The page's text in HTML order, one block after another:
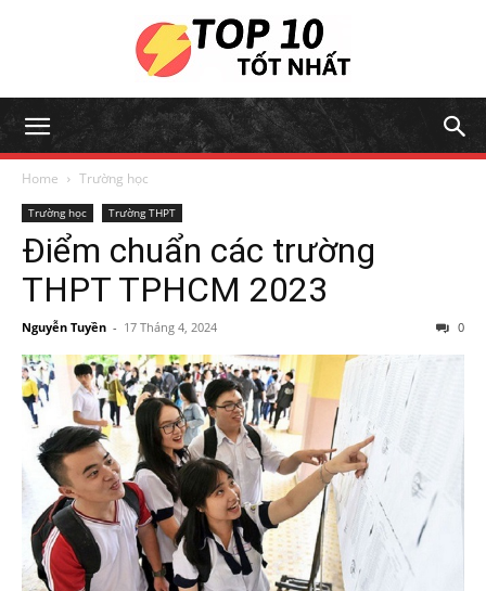
Home Trường học
Trường học Trường THPT
Điểm chuẩn các trường
THPT TPHCM 2023
Nguyễn Tuyền - 17 Tháng 4, 2024 0